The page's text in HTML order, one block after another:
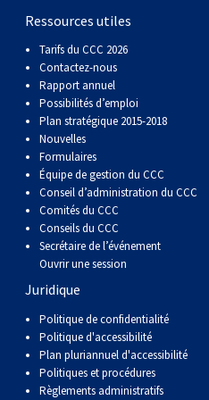
Berger anglais
Berger polonais de plaine
Berger portugais
Puli
Schapendoes néerlandais
Berger Shetland
Chien d’eau espagnol
Vallhund suédois
Chien Ibizan
Lévrier irlandais
Norrbottenspets
Elkhound norvégien
Lundehund norvégien
Otterhound
Petit basset griffon vendéen
Pharaoh Hound
Terrier tibétain
Xoloitzcuintli (moyen)
Xoloïtzcuintli (standard)
Setter irlandais
Épagneul cocker américain
Épagneul d’eau américain
Épagneul bleu de Picardie
Épagneul breton
Épagneul Clumber
Épagneul cocker anglais
Épagneul springer anglais
Terrier de Norwich
Terrier du révérend Russell
Terrier chasseur de rat
Terrier Russell
Schnauzer (nain)
Terrier écossais
Terrier Sealyham
Terrier Skye
Caniche (nain)
Carlin
Petit chien russe
Terrier à poil soyeux
Fox terrier miniature
Terrier de Manchester nain
Xoloitzcuintli (nain)
Terrier du Yorkshire
Grand bouvier suisse
Chien du Groenland
Hovawart
Chien d’ours de Carélie
Komondor
Kuvasz
Leonberger
Mastiff
Top Dogs
Ressources utiles
Tarifs du CCC 2026
Contactez-nous
Rapport annuel
Possibilités d’emploi
Plan stratégique 2015-2018
Nouvelles
Formulaires
Équipe de gestion du CCC
Conseil d’administration du CCC
Comités du CCC
Conseils du CCC
Secrétaire de l’événement
Ouvrir une session
Juridique
Politique de confidentialité
Politique d'accessibilité
Plan pluriannuel d'accessibilité
Politiques et procédures
Règlements administratifs